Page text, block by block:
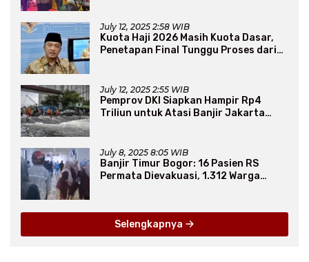
July 12, 2025 2:58 WIB
Kuota Haji 2026 Masih Kuota Dasar,
Penetapan Final Tunggu Proses dari
July 12, 2025 2:55 WIB
Pemprov DKI Siapkan Hampir Rp4
Triliun untuk Atasi Banjir Jakarta
July 8, 2025 8:05 WIB
Banjir Timur Bogor: 16 Pasien RS
Permata Dievakuasi, 1.312 Warga
Selengkapnya